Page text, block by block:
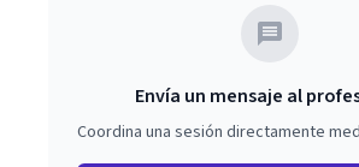
Envía un mensaje al
Coordina una sesión directamente